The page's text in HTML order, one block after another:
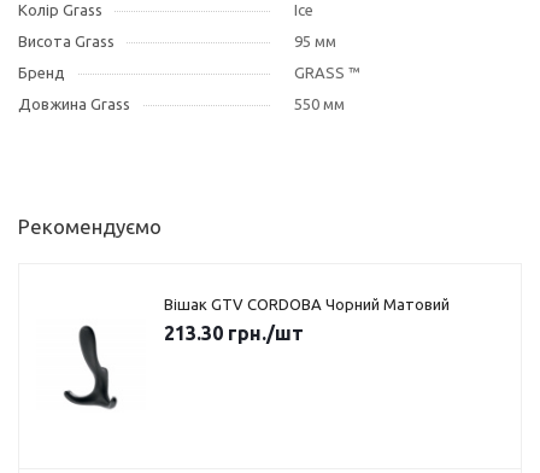
Колір Grass
Ice
Висота Grass
95 мм
Бренд
GRASS ™
Довжина Grass
550 мм
Рекомендуємо
Вішак GTV CORDOBA Чорний Матовий
213.30 грн./шт